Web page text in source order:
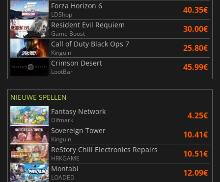
Forza Horizon 6
LDShop 40.35€
Resident Evil Requiem
Game Boost 30.00€
Call of Duty Black Ops 7
Kinguin 25.80€
Crimson Desert
LootBar 45.99€
NIEUWE SPELLEN
Fantasy Network
Difmark 4.25€
Sovereign Tower
Kinguin 10.41€
ReStory Chill Electronics Repairs
HRKGAME 10.51€
Montabi
LOADED 12.09€